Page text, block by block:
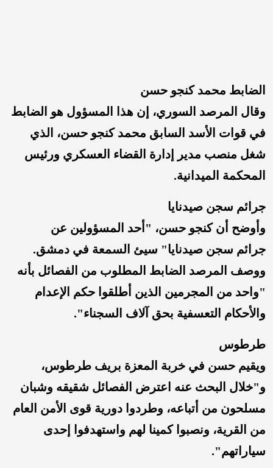
الضابط محمد كنجو حسن
وقال المرصد السوري، إن هذا المسؤول هو الضابط
في قوات الأسد السابق محمد كنجو حسن، الذي
شغل منصب مدير إدارة القضاء العسكري ورئيس
المحكمة الميدانية.
جرائم سجن صيدنايا
وأوضح أن كنجو حسن، "أحد المسؤولين عن
جرائم سجن صيدنايا" سيئ السمعة في دمشق.
ووصف المرصد الضابط المطلوب من الفصائل بأنه
"واحد من المجرمين الذين أطلقوا حكم الإعدام
والأحكام التعسفية بحق آلاف السجناء".
طرطوس
ويقيم حسن في خربة المعزة بريف طرطوس،
و"خلال البحث عنه اعترض الفصائل شقيقه وشبان
مسلحون من أتباعه، وطردوا دورية قوى الأمن العام
من القرية، ونصبوا كمينا لهم واستهدفوا إحدى
سياراتهم".